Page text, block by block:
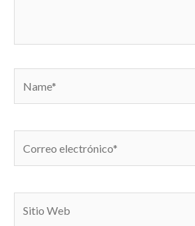
electrónico*
Web